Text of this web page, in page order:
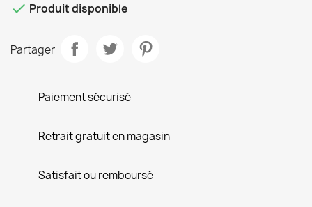
 Produit disponible
Partager
Paiement sécurisé
Retrait gratuit en magasin
Satisfait ou remboursé